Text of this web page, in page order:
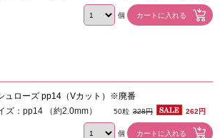
個
ュローズ pp14（Vカット）※廃番
ズ：pp14 （約2.0mm） 50粒 328円 262円
個